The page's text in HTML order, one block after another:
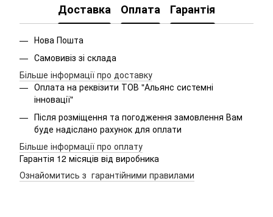
Доставка Оплата Гарантія
Нова Пошта
Самовивіз зі склада
Більше інформації про доставку
Оплата на реквізити ТОВ "Альянс системні
інновації"
Після розміщення та погодження замовлення Вам
буде надіслано рахунок для оплати
Більше інформації про оплату
Гарантія 12 місяців від виробника
Ознайомитись з гарантійними правилами